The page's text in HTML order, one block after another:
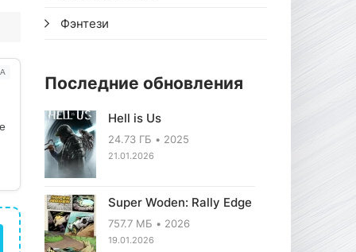
Фэнтези
Последние обновления
Hell is Us
24.73 ГБ 2025
21.01.2026
Super Woden: Rally Edge
757.7 МБ 2026
19.01.2026